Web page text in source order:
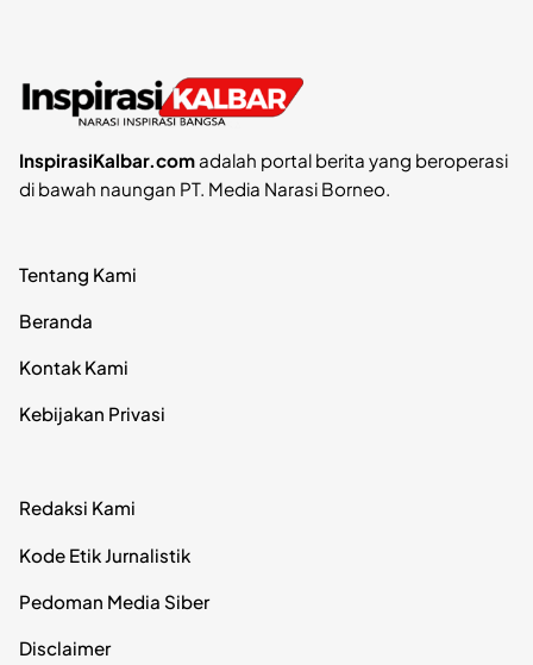
InspirasiKalbar.comadalah portal berita yang beroperasi
di bawah naungan PT. Media Narasi Borneo.
Tentang Kami
Beranda
Kontak Kami
Kebijakan Privasi
Redaksi Kami
Kode Etik Jurnalistik
Pedoman Media Siber
Disclaimer